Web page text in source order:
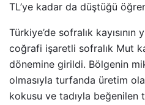
TL’ye kadar da düştüğü
Türkiye’de sofralık
coğrafi işaretli sofralık Mut
dönemine girildi. Bölgenin
olmasıyla turfanda üretim
kokusu ve tadıyla beğenilen